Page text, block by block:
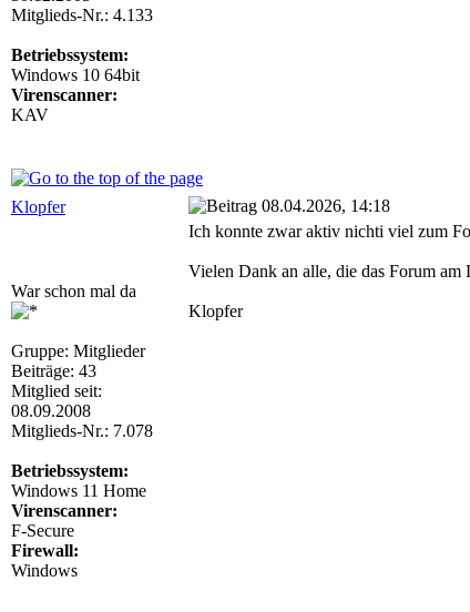
Mitglieds-Nr.: 4.133
Betriebssystem:
Windows 10 64bit
Virenscanner:
KAV
Klopfer 08.04.2026, 14:18
War schon mal da
Gruppe: Mitglieder
Beiträge: 43
Mitglied seit:
08.09.2008
Mitglieds-Nr.: 7.078
Betriebssystem:
Windows 11 Home
Virenscanner:
F-Secure
Firewall:
Windows
Ich konnte zwar aktiv nichti viel zum
Vielen Dank an alle, die das Forum
Klopfer